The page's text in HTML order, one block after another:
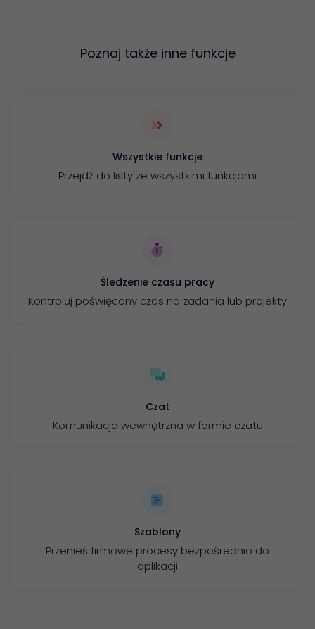
Poznaj także inne funkcje
Szablony
Przenieś firmowe procesy bezpośrednio do
aplikacji
Czat
Komunikacja wewnętrzna w formie czatu
Śledzenie czasu pracy
Kontroluj poświęcony czas na zadania lub projekty
Wszystkie funkcje
Przejdź do listy ze wszystkimi funkcjami